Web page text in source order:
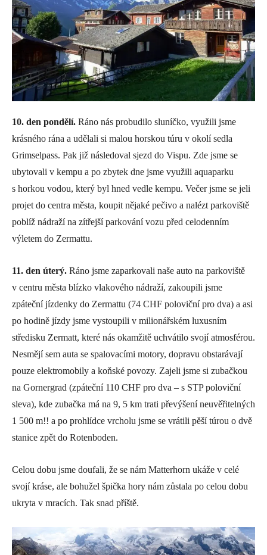
10. den pondělí. Ráno nás probudilo sluníčko, využili jsme
krásného rána a udělali si malou horskou túru v okolí sedla
Grimselpass. Pak již následoval sjezd do Vispu. Zde jsme se
ubytovali v kempu a po zbytek dne jsme využili aquaparku
s horkou vodou, který byl hned vedle kempu. Večer jsme se jeli
projet do centra města, koupit nějaké pečivo a nalézt parkoviště
poblíž nádraží na zítřejší parkování vozu před celodenním
výletem do Zermattu.
11. den úterý. Ráno jsme zaparkovali naše auto na parkoviště
v centru města blízko vlakového nádraží, zakoupili jsme
zpáteční jízdenky do Zermattu (74 CHF poloviční pro dva) a asi
po hodině jízdy jsme vystoupili v milionářském luxusním
středisku Zermatt, které nás okamžitě uchvátilo svojí atmosférou.
Nesmějí sem auta se spalovacími motory, dopravu obstarávají
pouze elektromobily a koňské povozy. Zajeli jsme si zubačkou
na Gornergrad (zpáteční 110 CHF pro dva – s STP poloviční
sleva), kde zubačka má na 9, 5 km trati převýšení neuvěřitelných
1 500 m!! a po prohlídce vrcholu jsme se vrátili pěší túrou o dvě
stanice zpět do Rotenboden.
Celou dobu jsme doufali, že se nám Matterhorn ukáže v celé
svojí kráse, ale bohužel špička hory nám zůstala po celou dobu
ukryta v mracích. Tak snad příště.